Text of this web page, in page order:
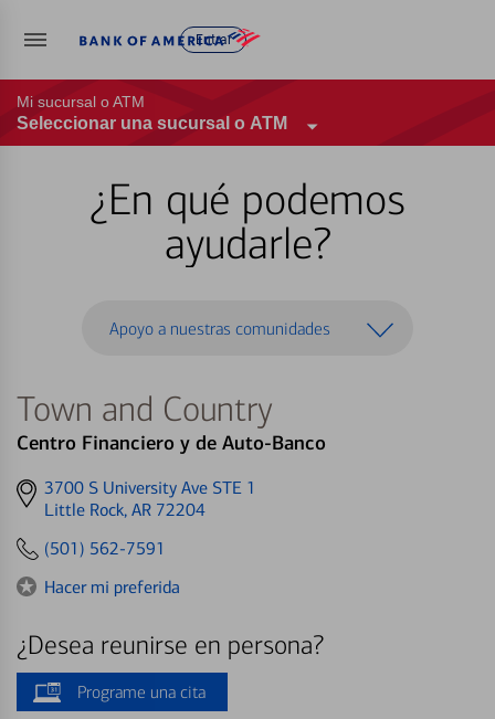
Entrar
Mi sucursal o ATM
Seleccionar una sucursal o ATM
¿En qué podemos
ayudarle?
Apoyo a nuestras comunidades
Town and Country
Centro Financiero y de Auto-Banco
Get
directions
3700 S University Ave STE 1
Little Rock, AR 72204
(501) 562-7591
Hacer mi preferida
¿Desea reunirse en persona?
Programe una cita